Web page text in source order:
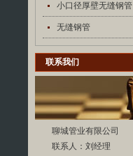
小口径厚壁无缝钢管
无缝钢管
联系我们
聊城管业有限公司
联系人：刘经理